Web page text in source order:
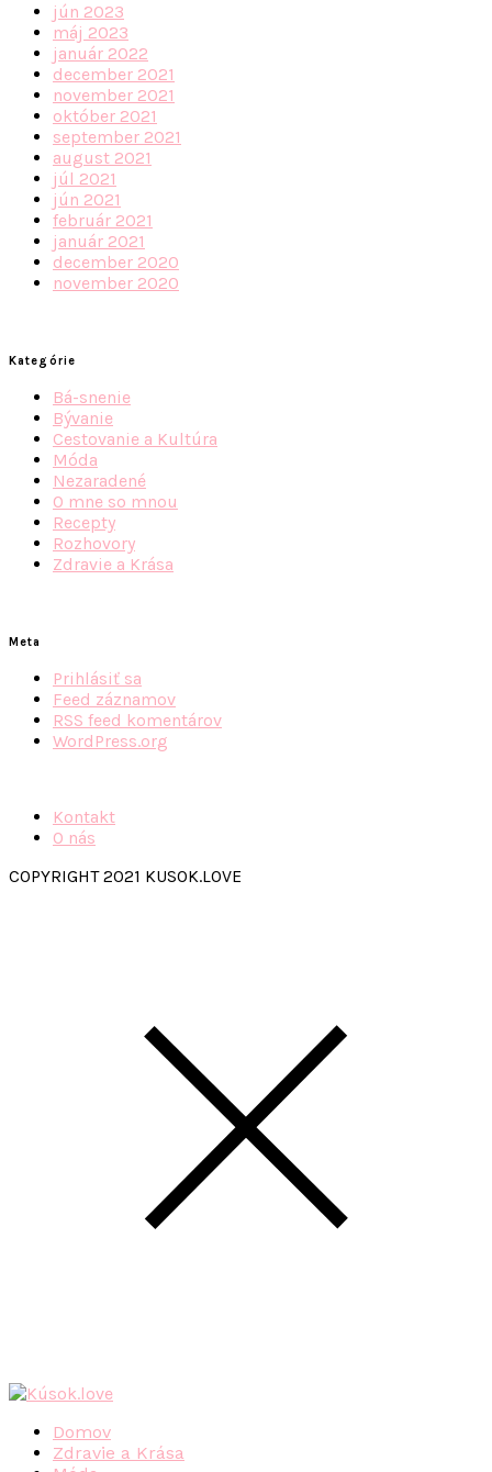
jún 2023
máj 2023
január 2022
december 2021
november 2021
október 2021
september 2021
august 2021
júl 2021
jún 2021
február 2021
január 2021
december 2020
november 2020
Kategórie
Bá-snenie
Bývanie
Cestovanie a Kultúra
Móda
Nezaradené
O mne so mnou
Recepty
Rozhovory
Zdravie a Krása
Meta
Prihlásiť sa
Feed záznamov
RSS feed komentárov
WordPress.org
Kontakt
O nás
COPYRIGHT 2021 KUSOK.LOVE
Domov
Zdravie a Krása